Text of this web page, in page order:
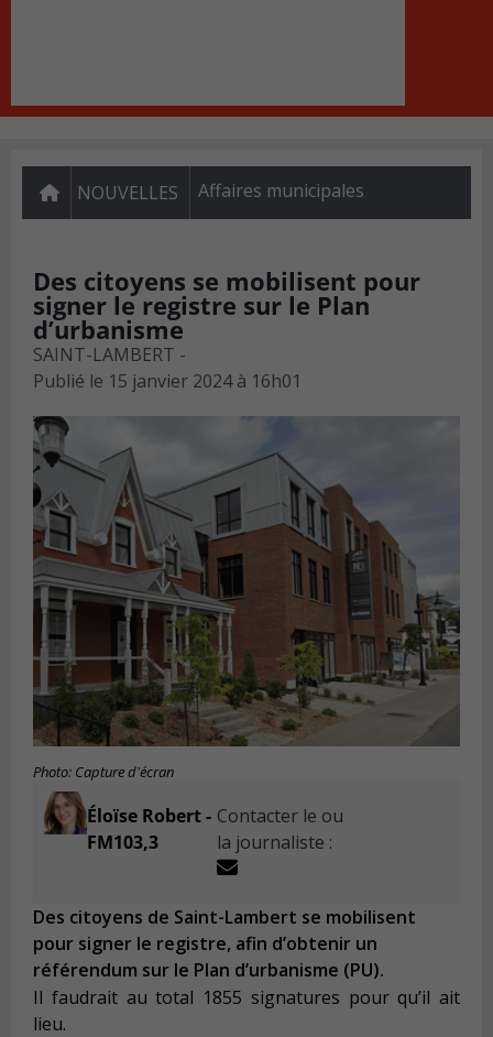
NOUVELLES Affaires municipales
Des citoyens se mobilisent pour
signer le registre sur le Plan
d’urbanisme
SAINT-LAMBERT -
Publié le 15 janvier 2024 à 16h01
Photo: Capture d'écran
Éloïse Robert -
FM103,3
Contacter le ou
la journaliste :
Des citoyens de Saint-Lambert se mobilisent
pour signer le registre, afin d’obtenir un
référendum sur le Plan d’urbanisme (PU).
Il faudrait au total 1855 signatures pour qu’il ait
lieu.